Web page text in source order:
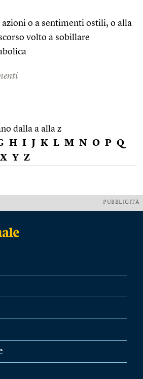
azioni o a sentimenti ostili, o alla
volto a sobillare
dalla a alla z
H I J K L M N O P Q
X Y Z
PUBBLICITÀ